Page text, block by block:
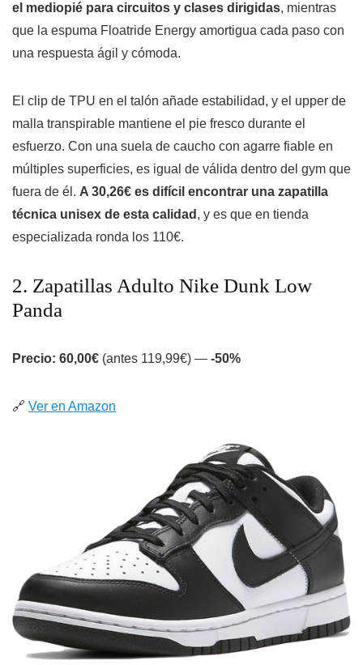
el mediopié para circuitos y clases dirigidas, mientras
que la espuma Floatride Energy amortigua cada paso con
una respuesta ágil y cómoda.
El clip de TPU en el talón añade estabilidad, y el upper de
malla transpirable mantiene el pie fresco durante el
esfuerzo. Con una suela de caucho con agarre fiable en
múltiples superficies, es igual de válida dentro del gym que
fuera de él. A 30,26€ es difícil encontrar una zapatilla
técnica unisex de esta calidad , y es que en tienda
especializada ronda los 110€.
2. Zapatillas Adulto Nike Dunk Low
Panda
Precio: 60,00€ (antes 119,99€) — -50%
🔗 Ver en Amazon